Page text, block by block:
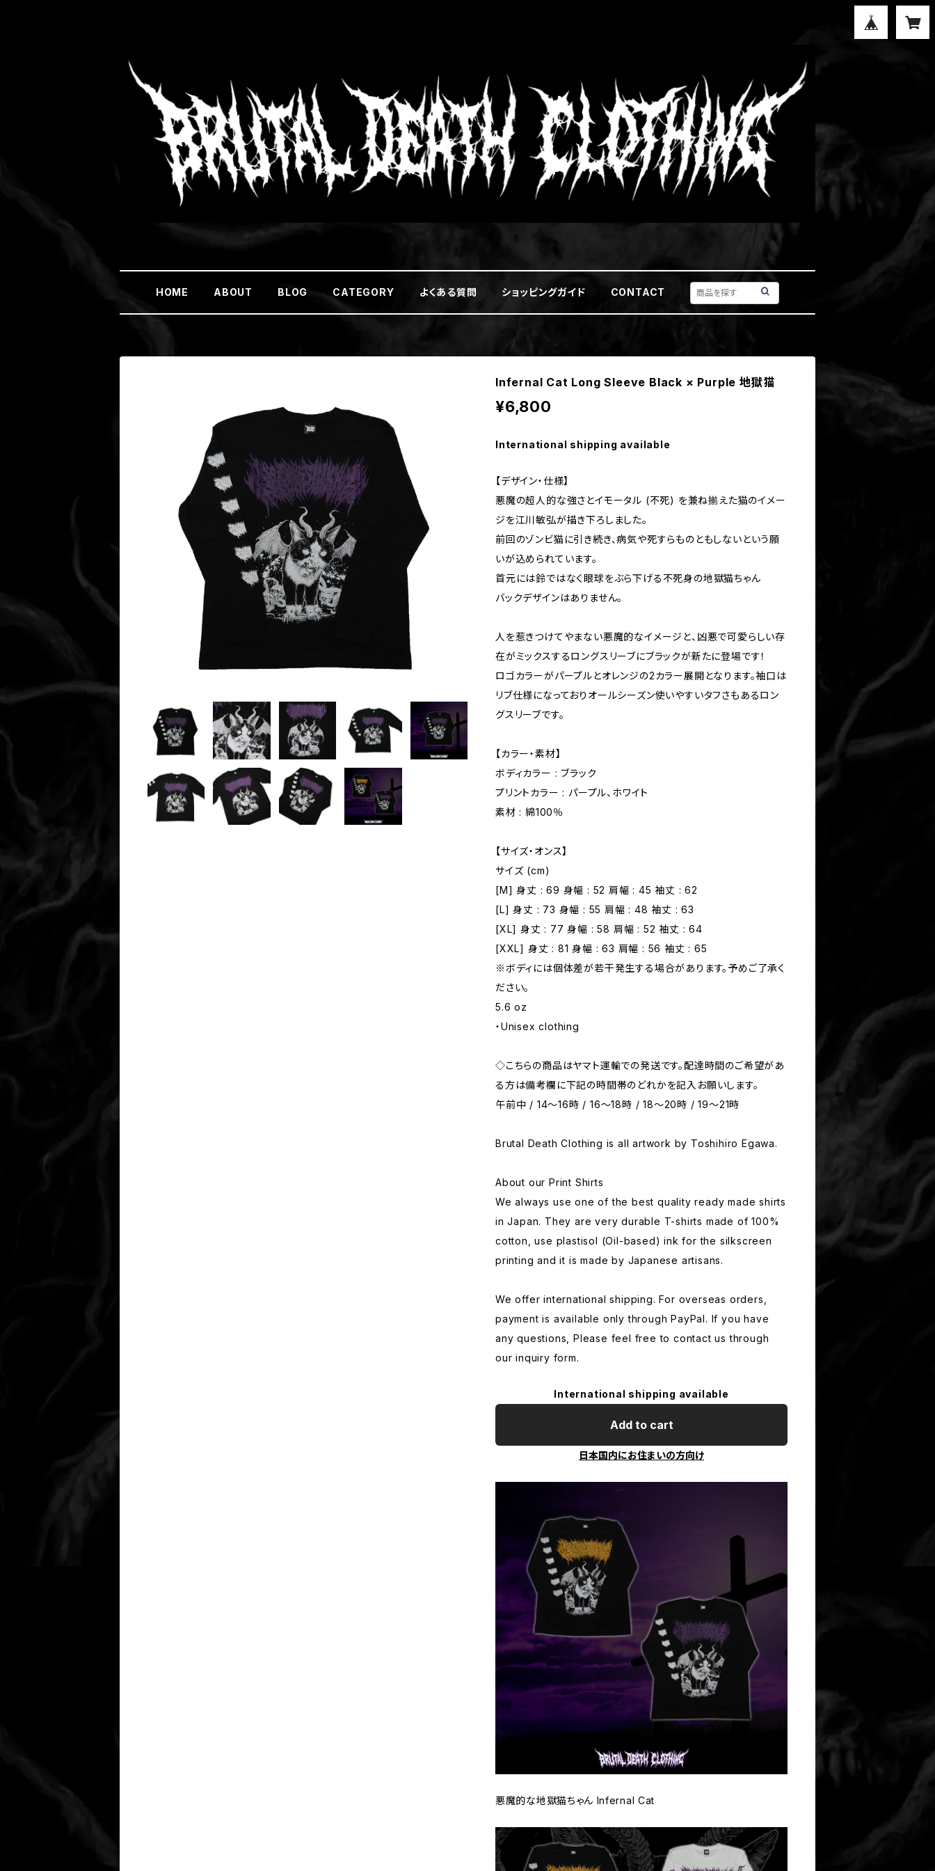
HOME ABOUT BLOG CATEGORY よくある質問 ショッピングガイド CONTACT
Infernal Cat Long Sleeve Black × Purple 地獄猫
¥6,800
International shipping available
【デザイン・仕様】
悪魔の超人的な強さとイモータル (不死) を兼ね揃えた猫のイメー
ジを江川敏弘が描き下ろしました。
前回のゾンビ猫に引き続き、病気や死すらものともしないという願
いが込められています。
首元には鈴ではなく眼球をぶら下げる不死身の地獄猫ちゃん
バックデザインはありません。
人を惹きつけてやまない悪魔的なイメージと、凶悪で可愛らしい存
在がミックスするロングスリーブにブラックが新たに登場です！
ロゴカラーがパープルとオレンジの2カラー展開となります。袖口は
リブ仕様になっておりオールシーズン使いやすいタフさもあるロン
グスリーブです。
【カラー・素材】
ボディカラー : ブラック
プリントカラー : パープル、ホワイト
素材 : 綿100％
【サイズ・オンス】
サイズ (cm)
[M] 身丈 : 69 身幅 : 52 肩幅 : 45 袖丈 : 62
[L] 身丈 : 73 身幅 : 55 肩幅 : 48 袖丈 : 63
[XL] 身丈 : 77 身幅 : 58 肩幅 : 52 袖丈 : 64
[XXL] 身丈 : 81 身幅 : 63 肩幅 : 56 袖丈 : 65
※ボディには個体差が若干発生する場合があります。予めご了承く
ださい。
5.6 oz
・Unisex clothing
◇こちらの商品はヤマト運輸での発送です。配達時間のご希望があ
る方は備考欄に下記の時間帯のどれかを記入お願いします。
午前中 / 14～16時 / 16～18時 / 18～20時 / 19～21時
Brutal Death Clothing is all artwork by Toshihiro Egawa.
About our Print Shirts
We always use one of the best quality ready made shirts
in Japan. They are very durable T-shirts made of 100%
cotton, use plastisol (Oil-based) ink for the silkscreen
printing and it is made by Japanese artisans.
We offer international shipping. For overseas orders,
payment is available only through PayPal. If you have
any questions, Please feel free to contact us through
our inquiry form.
International shipping available
Add to cart
日本国内にお住まいの方向け
悪魔的な地獄猫ちゃん Infernal Cat